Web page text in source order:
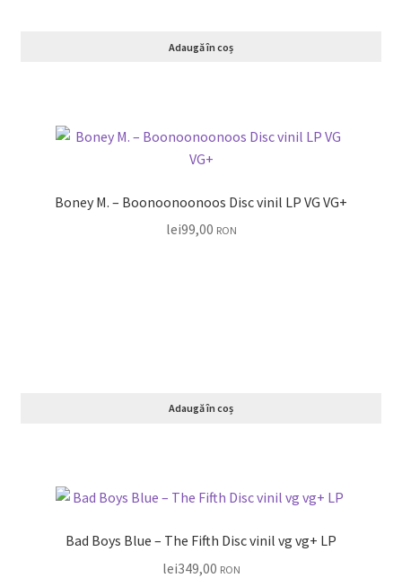
Adaugă în coș
Boney M. – Boonoonoonoos Disc vinil LP VG VG+
lei99,00 RON
Adaugă în coș
Bad Boys Blue ‎– The Fifth Disc vinil vg vg+ LP
lei349,00 RON